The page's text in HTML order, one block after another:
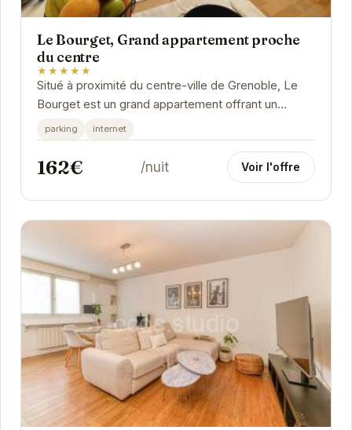
Le Bourget, Grand appartement proche
du centre
★★★★★
Situé à proximité du centre-ville de Grenoble, Le
Bourget est un grand appartement offrant un
espace de vie confortable et moderne. Avec ses...
parking internet
162€ /nuit Voir l'offre